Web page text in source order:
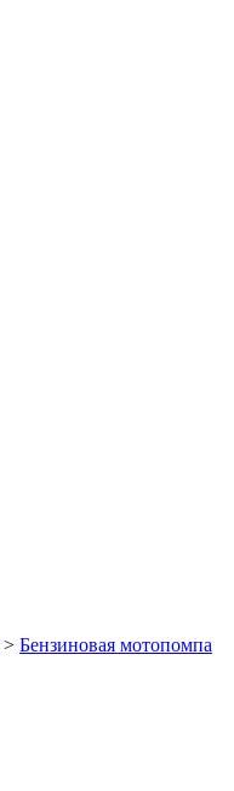
> Бензиновая мотопомпа